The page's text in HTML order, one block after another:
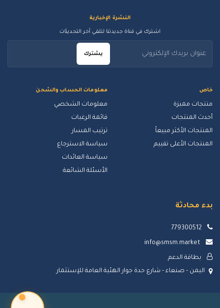
خاص
منتجات مميزة
أحدث المنتجات
المنتجات الأكثر مبيعاً
المنتجات الأعلى تقييم
معلومات الحساب والشحن
معلومات الشخصي
قائمة الرغبات
ترتيب المسار
سياسة الاسترجاع
سياسة العائدات
الأسئلة الشائعة
النشرة الإخبارية
اشترك في قناة جديدتنا لتلقي آخر التحديثات
يشترك
بدء محادثة
779300512
info@smsm.market
بطاقة الدعم
اليمن - صنعاء - شارع حدة جوار الهئية العامة للإستثمار